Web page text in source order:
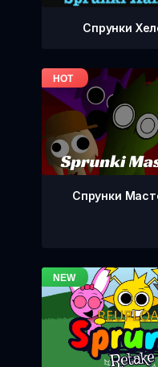
Спрунки
Спрунки